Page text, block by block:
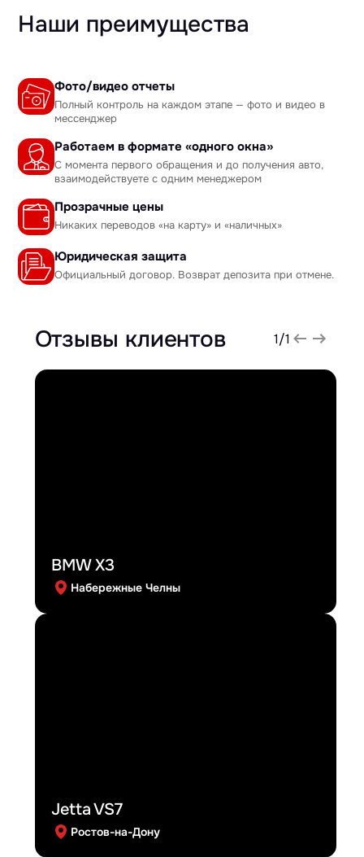
Наши преимущества
Фото/видео отчеты
Полный контроль на каждом этапе — фото и видео в
мессенджер
Работаем в формате «одного окна»
С момента первого обращения и до получения авто,
взаимодействуете с одним менеджером
Прозрачные цены
Никаких переводов «на карту» и «наличных»
Юридическая защита
Официальный договор. Возврат депозита при отмене.
Отзывы клиентов 1/1
BMW X3
Набережные Челны
Jetta VS7
Ростов-на-Дону